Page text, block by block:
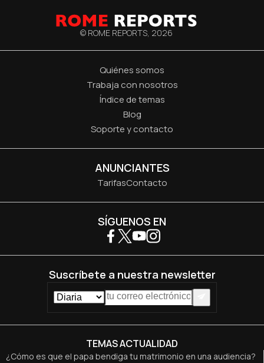
© ROME REPORTS, 2026
Quiénes somos
Trabaja con nosotros
Índice de temas
Blog
Soporte y contacto
ANUNCIANTES
TarifasContacto
TEMAS ACTUALIDAD
¿Cómo es que el papa bendiga tu matrimonio en una audiencia?
SÍGUENOS EN
Suscríbete a nuestra newsletter